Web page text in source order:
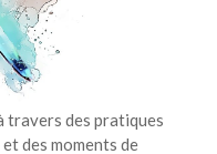
travers des pratiques
des moments de